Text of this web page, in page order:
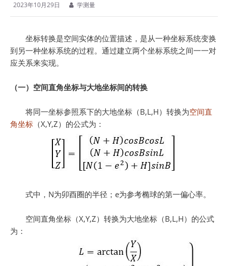
2023年10月29日 学测量
坐标转换是空间实体的位置描述，是从一种坐标系统变换
到另一种坐标系统的过程。通过建立两个坐标系统之间一一对
应关系来实现。
（一）空间直角坐标与大地坐标间的转换
将同一坐标参照系下的大地坐标（B,L,H）转换为空间直
角坐标 （X,Y,Z）的公式为：
式中，N为卯酉圈的半径；e为参考椭球的第一偏心率。
空间直角坐标（X,Y,Z）转换为大地坐标（B,L,H）的公式
为：